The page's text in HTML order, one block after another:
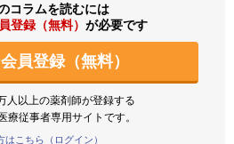
コラムを読むには
登録（無料） が必要です
員登録（無料）
人以上の薬剤師が登録する
療従事者専用サイトです。
はこちら（ログイン）